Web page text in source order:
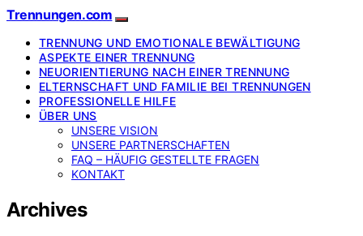
Trennungen.com
TRENNUNG UND EMOTIONALE BEWÄLTIGUNG
ASPEKTE EINER TRENNUNG
NEUORIENTIERUNG NACH EINER TRENNUNG
ELTERNSCHAFT UND FAMILIE BEI TRENNUNGEN
PROFESSIONELLE HILFE
ÜBER UNS
UNSERE VISION
UNSERE PARTNERSCHAFTEN
FAQ – HÄUFIG GESTELLTE FRAGEN
KONTAKT
Archives